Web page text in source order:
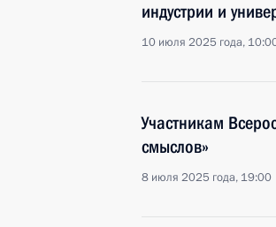
индустрии и
10 июля 2025 года,
Участникам
смыслов»
8 июля 2025 года, 19:00